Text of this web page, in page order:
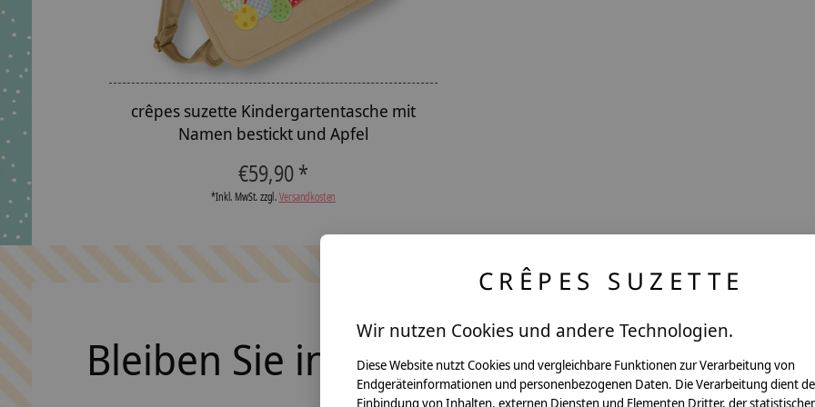
crêpes suzette Kindergartentasche mit
Namen bestickt und Apfel
€59,90 *
*Inkl. MwSt. zzgl.Versandkosten
Bleiben Sie in Kontakt
CRÊPES SUZETTE
Wir nutzen Cookies und andere Technologien.
Diese Website nutzt Cookies und vergleichbare Funktionen zur Verarbeitung von
Endgeräteinformationen und personenbezogenen Daten. Die Verarbeitung dient
Einbindung von Inhalten, externen Diensten und Elementen Dritter, der